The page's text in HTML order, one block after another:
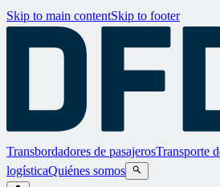
Skip to main contentSkip to footer
Transbordadores de pasajerosTransporte
logísticaQuiénes somos